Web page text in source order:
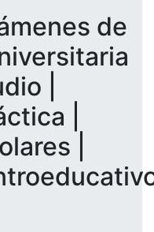
de
|
|
|